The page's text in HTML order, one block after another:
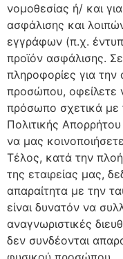
νομοθεσίας ή/ και
ασφάλισης και
εγγράφων (π.χ.
προϊόν ασφάλισης.
πληροφορίες για την
προσώπου, οφείλετε
πρόσωπο σχετικά με
Πολιτικής
να μας
Τέλος, κατά την
της εταιρείας μας,
απαραίτητα με την
είναι δυνατόν να
αναγνωριστικές
δεν συνδέονται